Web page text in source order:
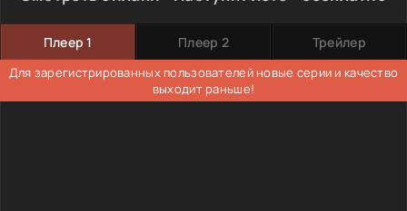
Плеер 1 Плеер 2 Трейлер
Для зарегистрированных пользователей новые серии и качество
выходит раньше!